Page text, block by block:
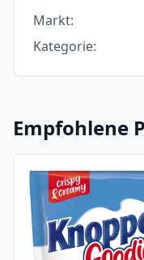
Markt:
Kategorie:
Empfohlene